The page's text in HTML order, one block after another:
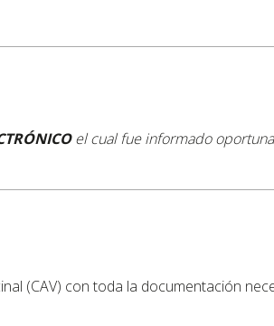
el cual fue informado
(CAV) con toda la documentación